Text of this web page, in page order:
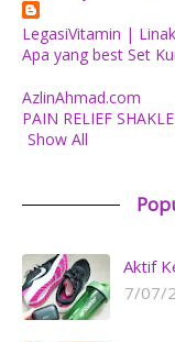
LegasiVitamin |
Apa yang best Set
AzlinAhmad.com
PAIN RELIEF
Show All
Aktif
7/07/